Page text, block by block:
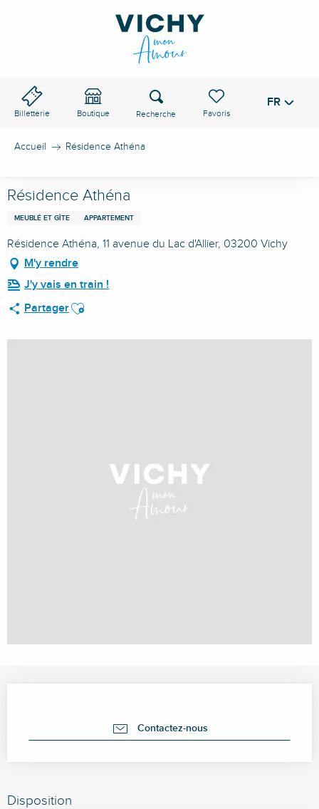
Billetterie Boutique
Voir les favoris
Recherche FR
Accueil Résidence Athéna
Résidence Athéna
MEUBLÉ ET GÎTE APPARTEMENT
Résidence Athéna, 11 avenue du Lac d'Allier, 03200 Vichy
M'y rendre
J'y vais en train !
PartagerAjouter aux favoris
Contactez-nous
Disposition